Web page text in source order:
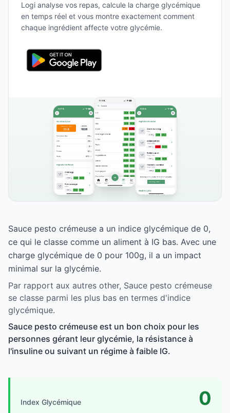
Logi analyse vos repas, calcule la charge glycémique
en temps réel et vous montre exactement comment
chaque ingrédient affecte votre glycémie.
Sauce pesto crémeuse a un indice glycémique de 0,
ce qui le classe comme un aliment à IG bas. Avec une
charge glycémique de 0 pour 100g, il a un impact
minimal sur la glycémie.
Par rapport aux autres other, Sauce pesto crémeuse
se classe parmi les plus bas en termes d'indice
glycémique.
Sauce pesto crémeuse est un bon choix pour les
personnes gérant leur glycémie, la résistance à
l'insuline ou suivant un régime à faible IG.
Index Glycémique 0